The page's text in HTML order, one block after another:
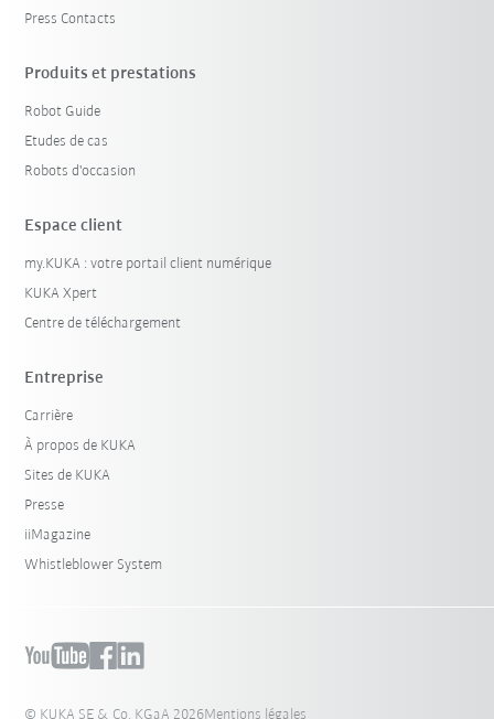
Press Contacts
Produits et prestations
Robot Guide
Etudes de cas
Robots d'occasion
Espace client
my.KUKA : votre portail client numérique
KUKA Xpert
Centre de téléchargement
Entreprise
Carrière
À propos de KUKA
Sites de KUKA
Presse
iiMagazine
Whistleblower System
© KUKA SE & Co. KGaA 2026Mentions légales